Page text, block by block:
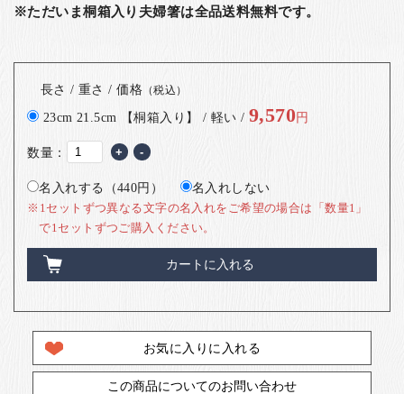
※ただいま桐箱入り夫婦箸は全品送料無料です。
長さ / 重さ / 価格 （税込）
23cm 21.5cm 【桐箱入り】 / 軽い /9,570円
数量： + -
名入れする（440円） 名入れしない
※1セットずつ異なる文字の名入れをご希望の場合は「数量1」
で1セットずつご購入ください。
カートに入れる
お気に入りに入れる
この商品についてのお問い合わせ